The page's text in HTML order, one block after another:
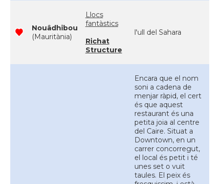
Nouâdhibou
(Mauritània)
Llocs
fantàstics
Richat
Structure
l'ull del Sahara
Encara que el nom
soni a cadena de
menjar ràpid, el cert
és que aquest
restaurant és una
petita joia al centre
del Caire. Situat a
Downtown, en un
carrer concorregut,
el local és petit i té
unes set o vuit
taules. El peix és